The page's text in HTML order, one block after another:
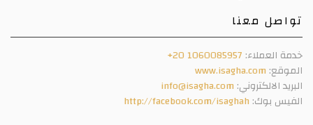
تواصل معنا
خدمة العملاء: +20 1060085957
الموقع: www.isagha.com
البريد الالكتروني: info@isagha.com
الفيس بوك: http://facebook.com/isaghah